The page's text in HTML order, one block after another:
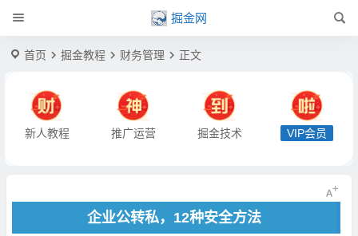
掘金网
首页 掘金教程 财务管理 正文
新人教程 推广运营 掘金技术 VIP会员
企业公转私，12种安全方法